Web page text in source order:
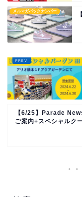
メルマガバックナンバー
【6/25】Parade
ご案内+スペシャルク